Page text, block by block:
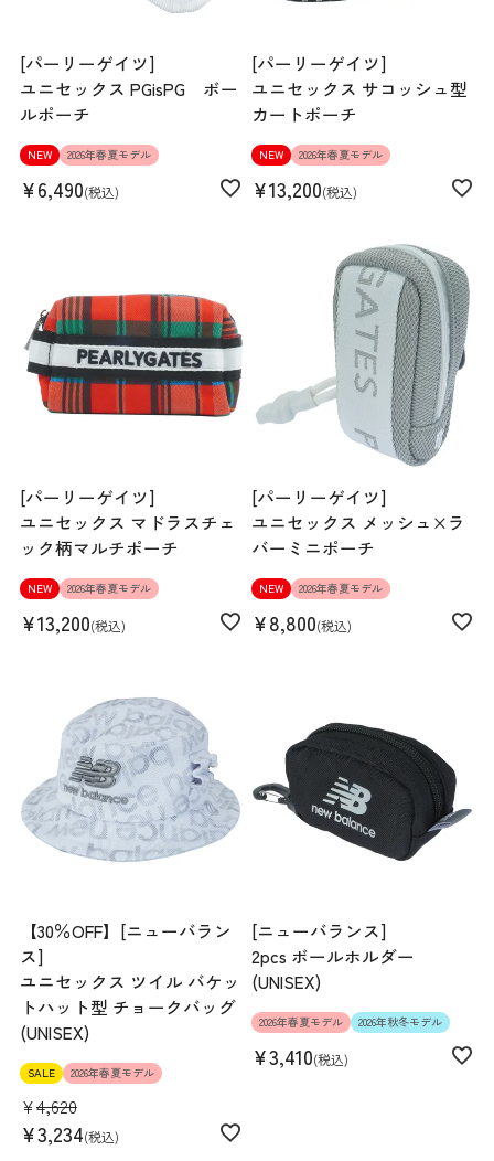
[パーリーゲイツ]
ユニセックス PGisPG ボー
ルポーチ
NEW 2026年春夏モデル
¥6,490 税込
[パーリーゲイツ]
ユニセックス サコッシュ型
カートポーチ
NEW 2026年春夏モデル
¥13,200 税込
[パーリーゲイツ]
ユニセックス マドラスチェ
ック柄マルチポーチ
NEW 2026年春夏モデル
¥13,200 税込
[パーリーゲイツ]
ユニセックス メッシュ×ラ
バーミニポーチ
NEW 2026年春夏モデル
¥8,800 税込
【30％OFF】[ニューバラン
ス]
ユニセックス ツイル バケッ
トハット型 チョークバッグ
(UNISEX)
SALE 2026年春夏モデル
¥4,620
¥3,234 税込
[ニューバランス]
2pcs ボールホルダー
(UNISEX)
2026年春夏モデル 2026年秋冬モデル
¥3,410 税込